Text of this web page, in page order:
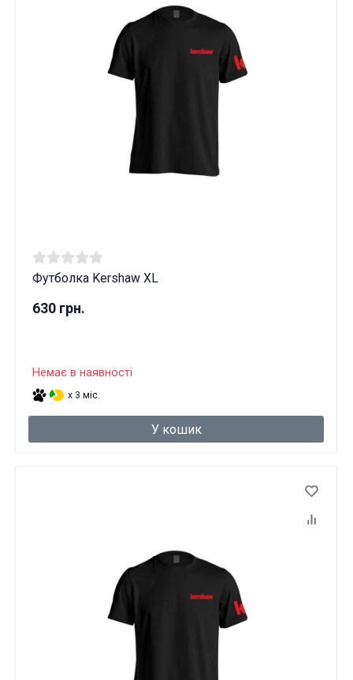
Футболка Kershaw XL
630 грн.
Немає в наявності
x 3 міс.
У кошик